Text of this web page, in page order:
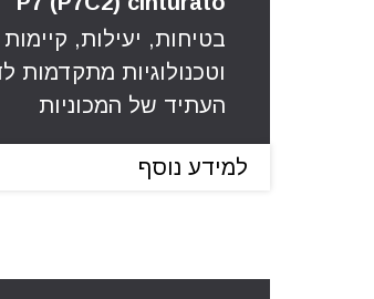
בטיחות, יעילות, קיימות
וטכנולוגיות מתקדמות
העתיד של המכוניות
למידע נוסף